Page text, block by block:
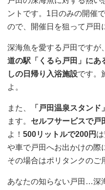
ントです。1日のみの開催
ので、開催日を狙って戸田
深海魚を愛する戸田ですが
道の駅「くるら戸田」にあ
しの日帰り入浴施設です。
よ。
また、 「戸田温泉スタンド」
ます。 セルフサービスで戸
よ！ 500リットルで200円
や車で戸田へお出かけの際
その場合はポリタンクのご
あなたの知らない戸田…深